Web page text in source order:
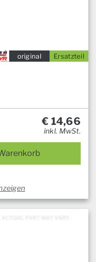
Ersatzteil
original
€ 14,66
inkl. MwSt.